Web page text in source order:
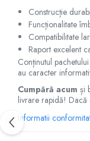
Capace r15 Alfa
Capace r15 Audi
Capace r15 BMW
Capace r15 Chevrolet
Capace r15 Citroen
Capace r15 Dacia
Capace r15 Daewo
Capace r15 Ford
Capace r15 Hyundai
Construcție
Funcționalitate
Compatibilitate
Raport excelent
Conținutul
au caracter
Cumpără acum și
livrare rapidă! Dacă
Informatii